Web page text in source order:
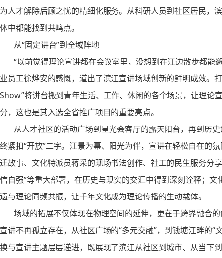
为人才解除后顾之忧的精细化服务。从科研人员到社区居民，
体中都能找到共鸣点。
从“固定讲台”到全域阵地
“以前觉得理论宣讲都在会议室里，没想到在江边散步都能
业员工徐烨安的感慨，道出了滨江宣讲场域创新的鲜明成效。
Show”将讲台搬到青年生活、工作、休闲的各个场景，让理论
分，这也是其入选全省推广项目的重要亮点。
从人才社区的活动广场到星光会客厅的露天阳台，再到历
终紧扣“开放”二字。江景为幕、阳光为伴，宣讲在轻松自在的
迁故事、文化特派员蒋采的现场书法创作、社工的民生服务分
信自强”等重大部署，在历史与现实的交汇中得到深刻诠释；
遗与理论同频共振，让千年文化成为理论传播的生动载体。
场域的拓展不仅体现在物理空间的延伸，更在于跨界融合的
宣讲不再孤立存在，从社区广场的“多元交融”，到钱塘江畔的“
换与宣讲主题层层递进，既展现了滨江从社区到城市、从当下